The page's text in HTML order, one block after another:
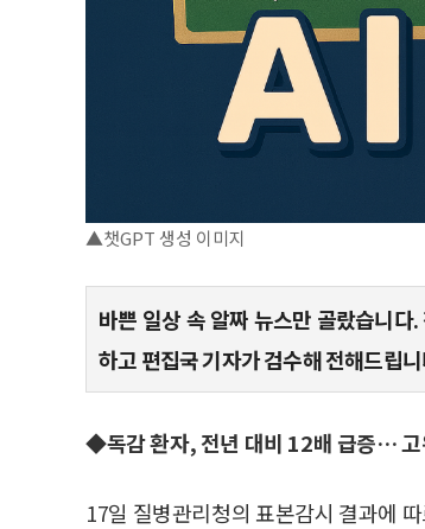
▲챗GPT 생성 이미지
바쁜 일상 속 알짜 뉴스만 골랐습니
하고 편집국 기자가 검수해 전해드립
◆독감 환자, 전년 대비 12배 급증… 고
17일 질병관리청의 표본감시 결과에